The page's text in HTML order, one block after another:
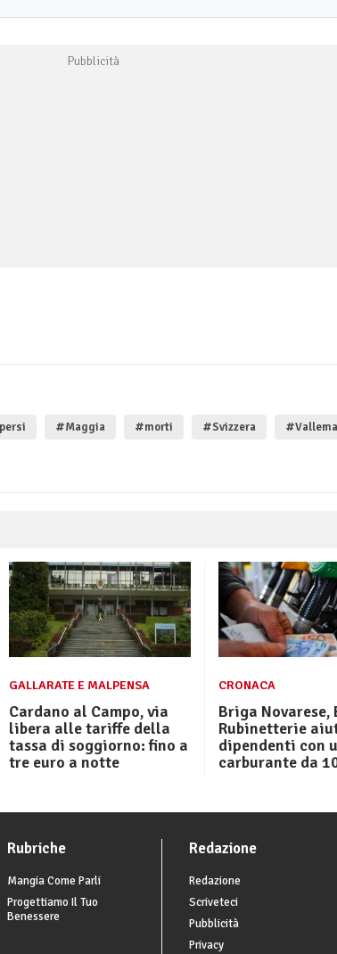
#Maggia #morti #Svizzera
GALLARATE E MALPENSA
Cardano al Campo, via
libera alle tariffe della
tassa di soggiorno: fino a
tre euro a notte
CRONACA
Briga Novarese,
Rubinetterie
dipendenti con
carburante da
Rubriche
Mangia Come Parli
Progettiamo Il Tuo
Benessere
Redazione
Redazione
Scriveteci
Pubblicità
Privacy